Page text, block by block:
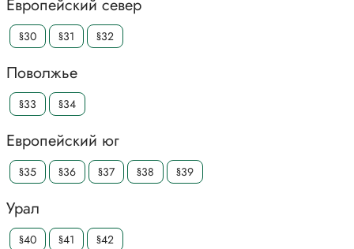
Европейский север
§30 §31 §32
Поволжье
§33 §34
Европейский юг
§35 §36 §37 §38 §39
Урал
§40 §41 §42